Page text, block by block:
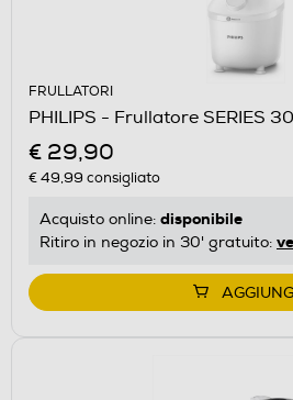
FRULLATORI
PHILIPS - Frullatore SERIES
€ 29,90
€ 49,99 consigliato
Acquisto online: disponibile
Ritiro in negozio in 30' gratuito: